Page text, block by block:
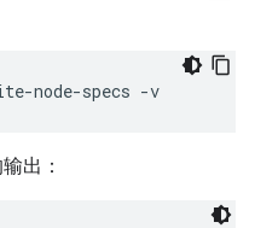
node-specs -v
出：